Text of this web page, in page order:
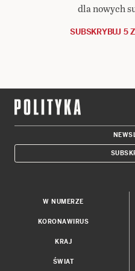
dla nowych
SUBSKRYBUJ 5
W NUMERZE
KORONAWIRUS
KRAJ
ŚWIAT